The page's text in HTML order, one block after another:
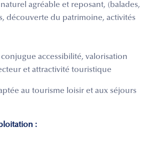
agréable et reposant, (balades,
découverte du patrimoine, activités
accessibilité, valorisation
et attractivité touristique
au tourisme loisir et aux séjours
: